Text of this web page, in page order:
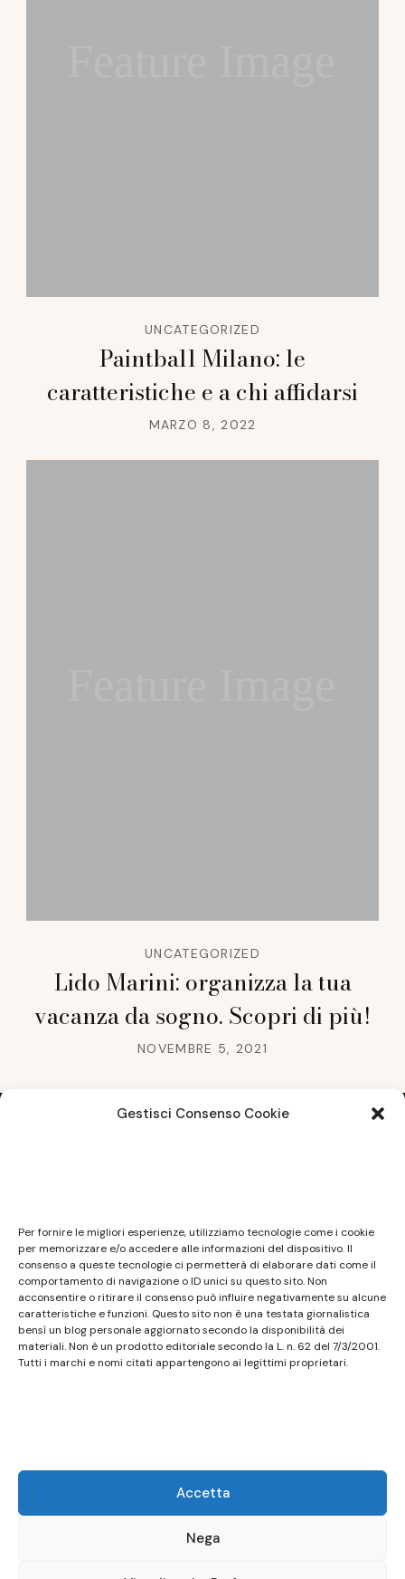
Gestisci Consenso Cookie
Per fornire le migliori esperienze, utilizziamo tecnologie come i cookie
per memorizzare e/o accedere alle informazioni del dispositivo. Il
consenso a queste tecnologie ci permetterà di elaborare dati come il
comportamento di navigazione o ID unici su questo sito. Non
acconsentire o ritirare il consenso può influire negativamente su alcune
caratteristiche e funzioni. Questo sito non è una testata giornalistica
bensì un blog personale aggiornato secondo la disponibilità dei
materiali. Non è un prodotto editoriale secondo la L. n. 62 del 7/3/2001.
Tutti i marchi e nomi citati appartengono ai legittimi proprietari.
Accetta
Nega
UNCATEGORIZED
Paintball Milano: le
caratteristiche e a chi affidarsi
MARZO 8, 2022
UNCATEGORIZED
Lido Marini: organizza la tua
vacanza da sogno. Scopri di più!
NOVEMBRE 5, 2021
non ha carattere periodico essendo aggiornato
secondo la disponibilità e la reperibilità dei materiali.
Pertanto non può essere considerato in alcun modo
un prodotto editoriale ai sensi della L. n. 62 del
7/3/2001. Tutti i marchi riportati appartengono ai
legittimi proprietari; marchi di terzi, nomi di prodotti,
tecnici, in totale rispetto della normativa europea.
Maggiori dettagli alla pagina: